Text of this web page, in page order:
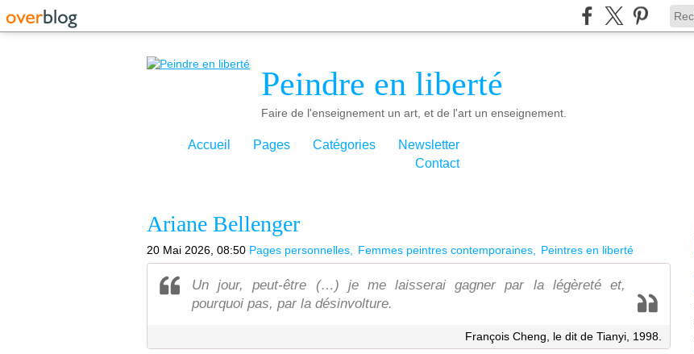
Peindre en liberté
Faire de l'enseignement un art, et de l'art un enseignement.
Accueil Pages Catégories
Newsletter
Contact
Ariane Bellenger
20 Mai 2026, 08:50 Pages personnelles Femmes peintres contemporaines Peintres en liberté
Un jour, peut-être (…) je me laisserai gagner par la légèreté et,
pourquoi pas, par la désinvolture.
François Cheng, le dit de Tianyi, 1998.